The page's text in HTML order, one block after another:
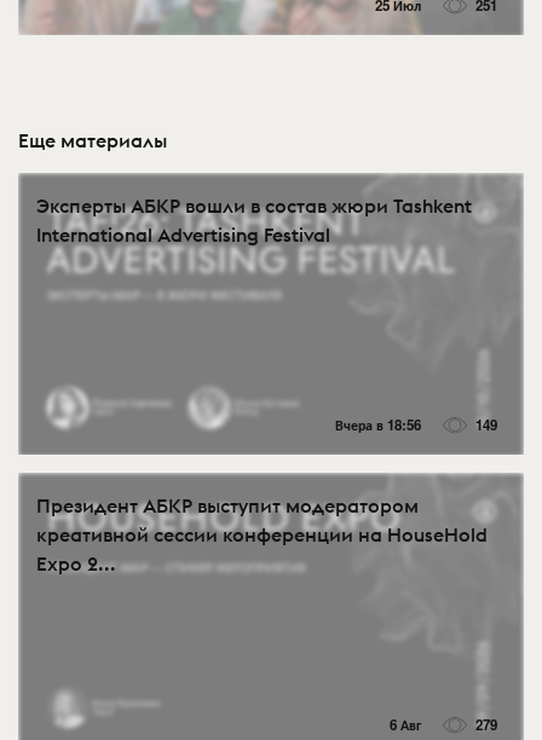
25 Июл 251
Еще материалы
Эксперты АБКР вошли в состав жюри Tashkent
International Advertising Festival
Вчера в 18:56 149
Президент АБКР выступит модератором
креативной сессии конференции на HouseHold
Expo 2...
6 Авг 279